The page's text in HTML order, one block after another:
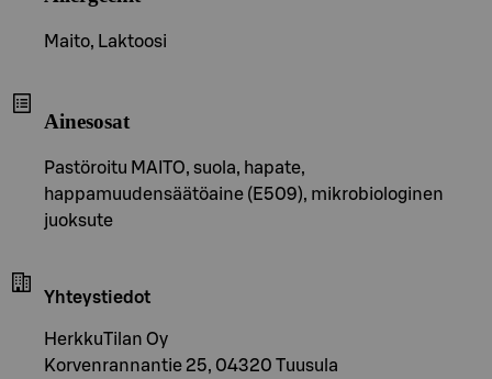
Maito, Laktoosi
Ainesosat
Pastöroitu MAITO, suola, hapate,
happamuudensäätöaine (E509), mikrobiologinen
juoksute
Yhteystiedot
HerkkuTilan Oy
Korvenrannantie 25, 04320 Tuusula